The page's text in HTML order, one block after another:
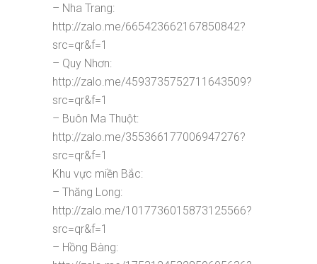
– Nha Trang:
http://zalo.me/665423662167850842?
src=qr&f=1
– Quy Nhơn:
http://zalo.me/4593735752711643509?
src=qr&f=1
– Buôn Ma Thuột:
http://zalo.me/355366177006947276?
src=qr&f=1
Khu vực miền Bắc:
– Thăng Long:
http://zalo.me/1017736015873125566?
src=qr&f=1
– Hồng Bàng: